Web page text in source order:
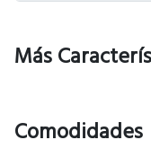
Más
Comodidades